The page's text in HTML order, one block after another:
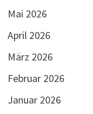
Mai 2026
April 2026
März 2026
Februar 2026
Januar 2026